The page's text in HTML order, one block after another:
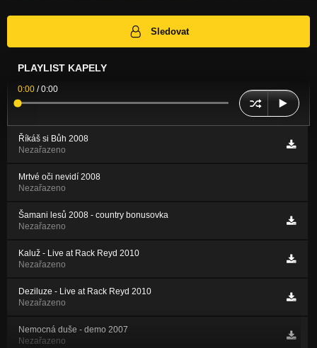
Sledovat
PLAYLIST KAPELY
0:00 /0:00
Říkáš si Bůh 2008
Nezařazeno
Mrtvé oči nevidí 2008
Nezařazeno
Šamani lesů 2008 - country bonusovka
Nezařazeno
Kaluž - Live at Rack Reyd 2010
Nezařazeno
Deziluze - Live at Rack Reyd 2010
Nezařazeno
Nemocná duše - demo 2007
Nezařazeno